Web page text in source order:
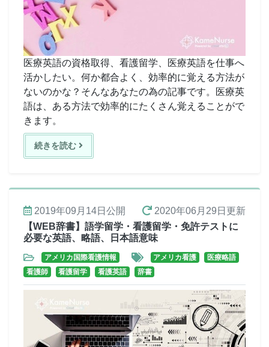
医療英語の資格取得、看護留学、医療英語を仕事へ
活かしたい。何か都合よく、効率的に覚える方法が
ないのかな？そんなあなたの為の記事です。医療英
語は、ある方法で効率的にたくさん覚えることがで
きます。
続きを読む
2019年09月14日 公開 2020年06月29日 更新
【WEB辞書】語学留学・看護留学・免許テストに
必要な英語、略語、日本語意味
アメリカ国際看護情報 アメリカ看護
医療略語
看護師
看護留学 看護英語 辞書